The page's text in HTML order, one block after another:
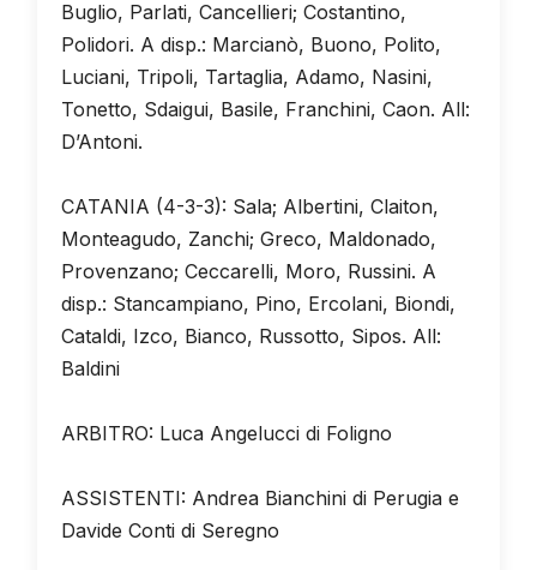
Buglio, Parlati, Cancellieri; Costantino,
Polidori. A disp.: Marcianò, Buono, Polito,
Luciani, Tripoli, Tartaglia, Adamo, Nasini,
Tonetto, Sdaigui, Basile, Franchini, Caon. All:
D’Antoni.
CATANIA (4-3-3): Sala; Albertini, Claiton,
Monteagudo, Zanchi; Greco, Maldonado,
Provenzano; Ceccarelli, Moro, Russini. A
disp.: Stancampiano, Pino, Ercolani, Biondi,
Cataldi, Izco, Bianco, Russotto, Sipos. All:
Baldini
ARBITRO: Luca Angelucci di Foligno
ASSISTENTI: Andrea Bianchini di Perugia e
Davide Conti di Seregno